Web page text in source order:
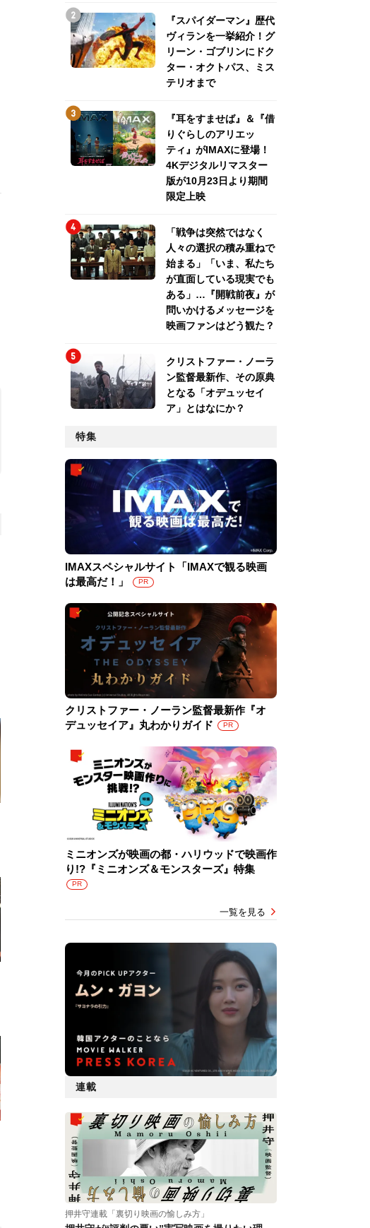
『スパイダーマン』歴代
ヴィランを一挙紹介！グ
リーン・ゴブリンにドク
ター・オクトパス、ミス
テリオまで
『耳をすませば』＆『借
りぐらしのアリエッ
ティ』がIMAXに登場！
4Kデジタルリマスター
版が10月23日より期間
限定上映
「戦争は突然ではなく
人々の選択の積み重ねで
始まる」「いま、私たち
が直面している現実でも
ある」…『開戦前夜』が
問いかけるメッセージを
映画ファンはどう観た？
クリストファー・ノーラ
ン監督最新作、その原典
となる「オデュッセイ
ア」とはなにか？
特集
IMAXスペシャルサイト「IMAXで観る映画
は最高だ！」
PR
クリストファー・ノーラン監督最新作『オ
デュッセイア』丸わかりガイド
PR
ミニオンズが映画の都・ハリウッドで映画作
り!?『ミニオンズ＆モンスターズ』特集
PR
一覧を見る
連載
押井守連載「裏切り映画の愉しみ方」